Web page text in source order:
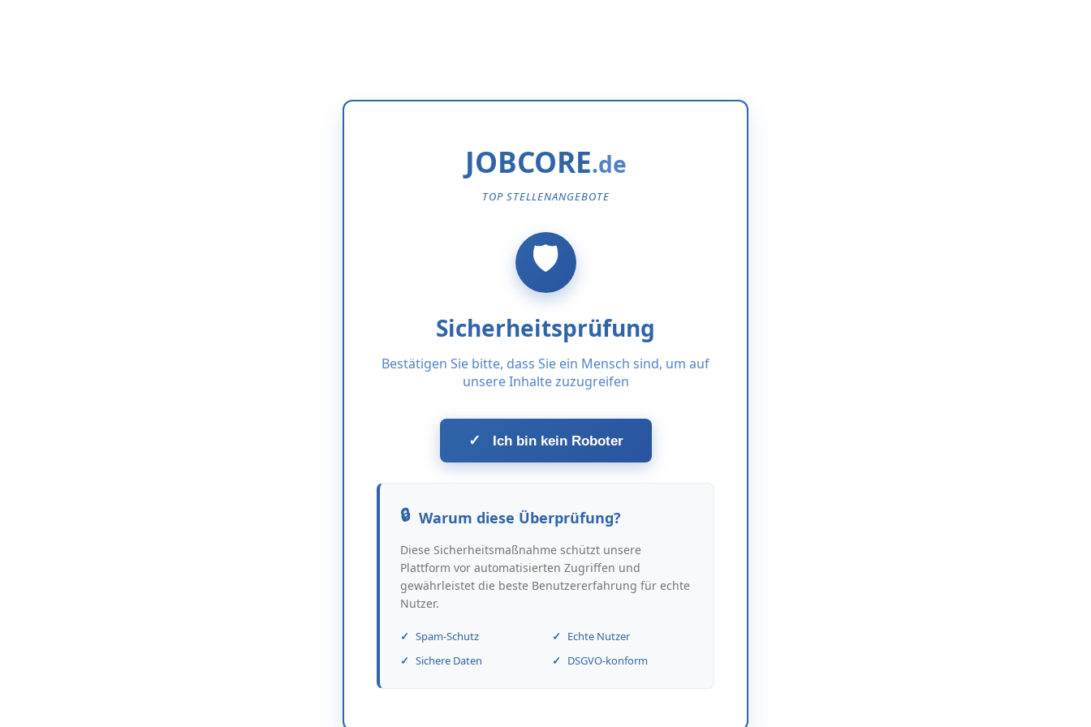
JOBCORE
TOP STELLENANGEBOTE
Sicherheitsprüfung
Bestätigen Sie bitte, dass Sie ein Mensch sind, um auf
unsere Inhalte zuzugreifen
✓ Ich bin kein Roboter
Warum diese Überprüfung?
Diese Sicherheitsmaßnahme schützt unsere
Plattform vor automatisierten Zugriffen und
gewährleistet die beste Benutzererfahrung für echte
Nutzer.
Spam-Schutz
Echte Nutzer
Sichere Daten
DSGVO-konform